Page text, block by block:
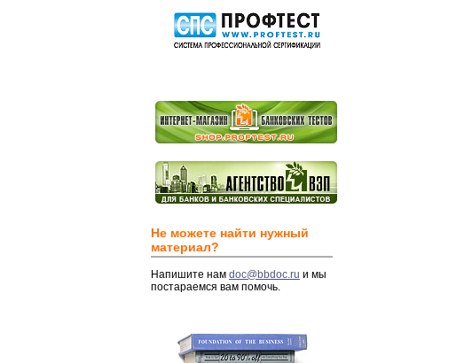
Не можете найти нужный
материал?
Напишите нам doc@bbdoc.ru и мы
постараемся вам помочь.